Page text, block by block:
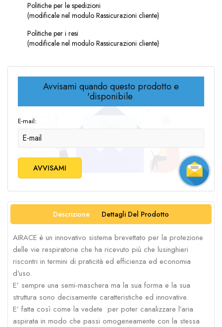
Politiche per le spedizioni
(modificale nel modulo Rassicurazioni cliente)
Politiche per i resi
(modificale nel modulo Rassicurazioni cliente)
Avvisami quando questo prodotto e
'disponibile
E-mail:
AVVISAMI
Descrizione Dettagli Del Prodotto
AIRACE è un innovativo sistema brevettato per la protezione
delle vie respiratorie che ha ricevuto più che lusinghieri
riscontri in termini di praticità ed efficienza ed economia
d’uso.
E’ sempre una semi-maschera ma la sua forma e la sua
struttura sono decisamente caratteristiche ed innovative.
E’ fatta così come la vedete per poter canalizzare l’aria
aspirata in modo che passi omogeneamente con la stessa